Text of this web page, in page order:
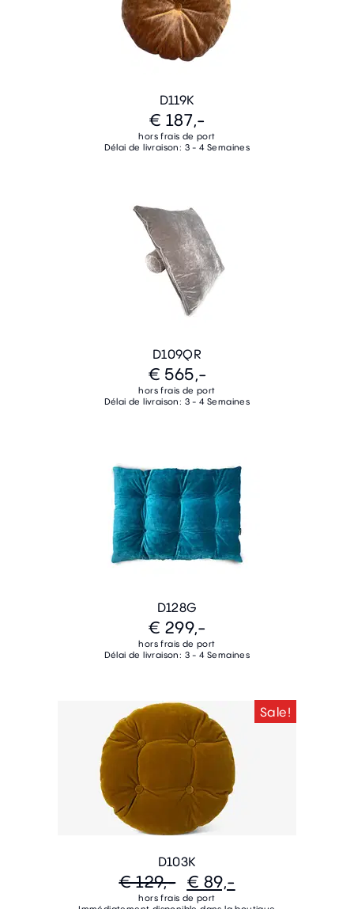
D119K
€ 187,-
hors frais de port
Délai de livraison: 3 - 4 Semaines
D109QR
€ 565,-
hors frais de port
Délai de livraison: 3 - 4 Semaines
D128G
€ 299,-
hors frais de port
Délai de livraison: 3 - 4 Semaines
Sale!
D103K
€ 129,- € 89,-
hors frais de port